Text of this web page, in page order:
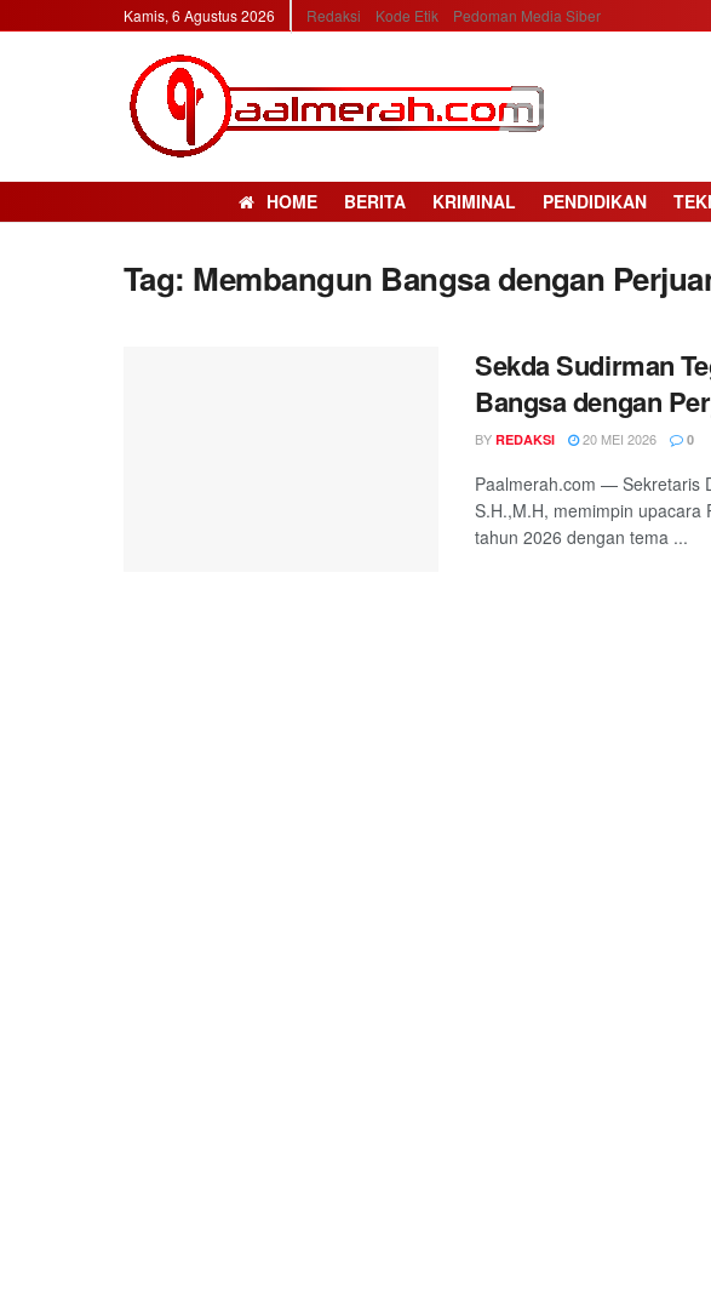
Kamis, 6 Agustus 2026 Redaksi Kode Etik Pedoman Media Siber
HOME BERITA KRIMINAL PENDIDIKAN
Tag: Membangun Bangsa dengan
Sekda Sudirman
Bangsa dengan
BY REDAKSI 20 MEI 2026 0
Paalmerah.com — Sekretaris
S.H.,M.H, memimpin upacara
tahun 2026 dengan tema ...